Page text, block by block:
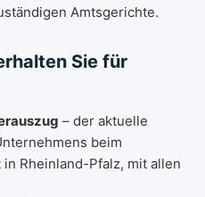
Amtsgerichte.
Sie für
– der aktuelle
beim
Rheinland-Pfalz, mit allen